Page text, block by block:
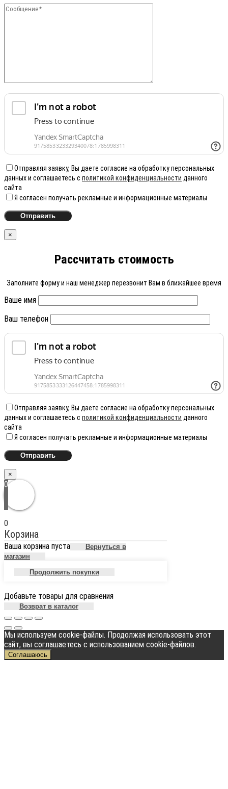
Отправляя заявку, Вы даете согласие на обработку персональных
данных и соглашаетесь с политикой конфиденциальности данного
сайта
Я согласен получать рекламные и информационные материалы
×
Рассчитать стоимость
Заполните форму и наш менеджер перезвонит Вам в ближайшее время
Ваше имя
Ваш телефон
Отправляя заявку, Вы даете согласие на обработку персональных
данных и соглашаетесь с политикой конфиденциальности данного
сайта
Я согласен получать рекламные и информационные материалы
×
0
0
Корзина
Ваша корзина пуста
Вернуться в
магазин
Продолжить покупки
Добавьте товары для сравнения
Возврат в каталог
Мы используем cookie-файлы. Продолжая использовать этот
сайт, вы соглашаетесь с использованием cookie-файлов.
Соглашаюсь